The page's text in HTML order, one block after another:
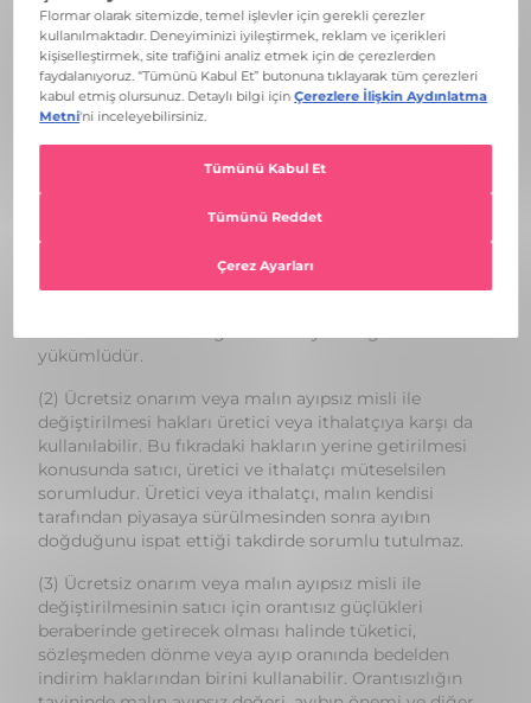
indirim isteme,
c) Aşırı bir masraf gerektirmediği takdirde, bütün
masrafları satıcıya ait olmak üzere satılanın ücretsiz
onarılmasını isteme,
ç) İmkan varsa, satılanın ayıpsız bir misli ile
değiştirilmesini isteme,
seçimlik haklarından birini kullanabilir. Satıcı,
(2) Ücretsiz onarım veya malın ayıpsız misli ile
kullanılabilir. Bu fıkradaki hakların yerine getirilmesi
konusunda satıcı, üretici ve ithalatçı müteselsilen
sorumludur. Üretici veya ithalatçı, malın kendisi
tarafından piyasaya sürülmesinden sonra ayıbın
doğduğunu ispat ettiği takdirde sorumlu tutulmaz.
(3) Ücretsiz onarım veya malın ayıpsız misli ile
değiştirilmesinin satıcı için orantısız güçlükleri
beraberinde getirecek olması halinde tüketici,
sözleşmeden dönme veya ayıp oranında bedelden
indirim haklarından birini kullanabilir. Orantısızlığın
tayininde malın ayıpsız değeri, ayıbın önemi ve diğer
seçimlik haklara başvurmanın tüketici açısından sorun
teşkil edip etmeyeceği gibi hususlar dikkate alınır.
(4) Ücretsiz onarım veya malın ayıpsız misli ile